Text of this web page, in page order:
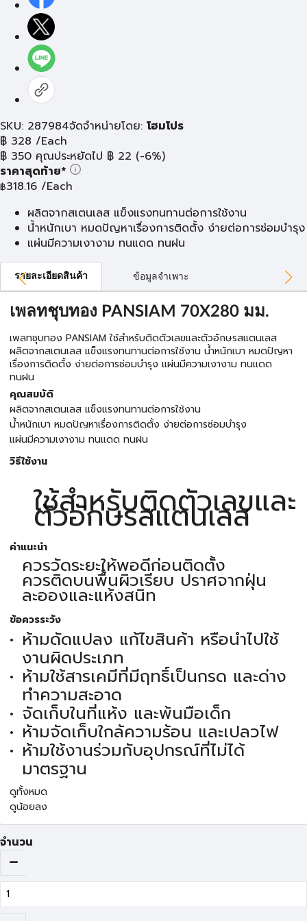
SKU: 287984จัดจำหน่ายโดย: โฮมโปร
฿ 328 /Each
฿ 350 คุณประหยัดไป ฿ 22 (-6%)
ราคาสุดท้าย*
฿318.16 /Each
ผลิตจากสเตนเลส แข็งแรงทนทานต่อการใช้งาน
น้ำหนักเบา หมดปัญหาเรื่องการติดตั้ง ง่ายต่อการซ่อมบำรุง
แผ่นมีความเงางาม ทนแดด ทนฝน
รายละเอียดสินค้า ข้อมูลจำเพาะ
เพลทชุบทอง PANSIAM 70X280 มม.
เพลทชุบทอง PANSIAM ใช้สำหรับติดตัวเลขและตัวอักษรสแตนเลส
ผลิตจากสเตนเลส แข็งแรงทนทานต่อการใช้งาน น้ำหนักเบา หมดปัญหา
เรื่องการติดตั้ง ง่ายต่อการซ่อมบำรุง แผ่นมีความเงางาม ทนแดด
ทนฝน
คุณสมบัติ
ผลิตจากสเตนเลส แข็งแรงทนทานต่อการใช้งาน
น้ำหนักเบา หมดปัญหาเรื่องการติดตั้ง ง่ายต่อการซ่อมบำรุง
แผ่นมีความเงางาม ทนแดด ทนฝน
วิธีใช้งาน
ใช้สำหรับติดตัวเลขและ
ตัวอักษรสแตนเลส
คำแนะนำ
ควรวัดระยะให้พอดีก่อนติดตั้ง
ควรติดบนพื้นผิวเรียบ ปราศจากฝุ่น
ละอองและแห้งสนิท
ข้อควรระวัง
ห้ามดัดแปลง แก้ไขสินค้า หรือนำไปใช้
งานผิดประเภท
ห้ามใช้สารเคมีที่มีฤทธิ์เป็นกรด และด่าง
ทำความสะอาด
จัดเก็บในที่แห้ง และพ้นมือเด็ก
ห้ามจัดเก็บใกล้ความร้อน และเปลวไฟ
ห้ามใช้งานร่วมกับอุปกรณ์ที่ไม่ได้
มาตรฐาน
ดูทั้งหมด
ดูน้อยลง
จำนวน